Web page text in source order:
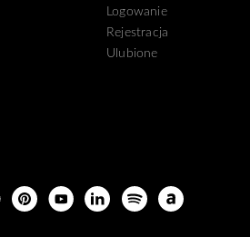
Logowanie
Rejestracja
Ulubione